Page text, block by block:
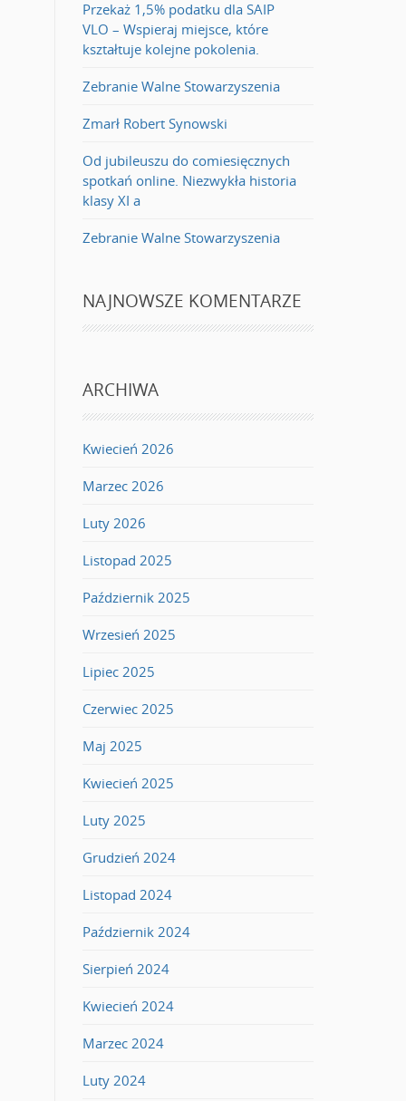
Przekaż 1,5% podatku dla SAIP
VLO – Wspieraj miejsce, które
kształtuje kolejne pokolenia.
Zebranie Walne Stowarzyszenia
Zmarł Robert Synowski
Od jubileuszu do comiesięcznych
spotkań online. Niezwykła historia
klasy XI a
Zebranie Walne Stowarzyszenia
NAJNOWSZE KOMENTARZE
ARCHIWA
Kwiecień 2026
Marzec 2026
Luty 2026
Listopad 2025
Październik 2025
Wrzesień 2025
Lipiec 2025
Czerwiec 2025
Maj 2025
Kwiecień 2025
Luty 2025
Grudzień 2024
Listopad 2024
Październik 2024
Sierpień 2024
Kwiecień 2024
Marzec 2024
Luty 2024